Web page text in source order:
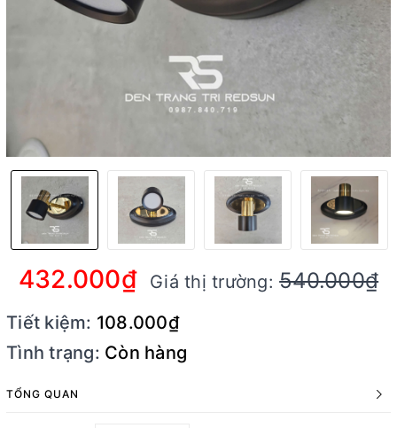
432.000₫ Giá thị trường:540.000₫
Tiết kiệm: 108.000₫
Tình trạng: Còn hàng
TỔNG QUAN